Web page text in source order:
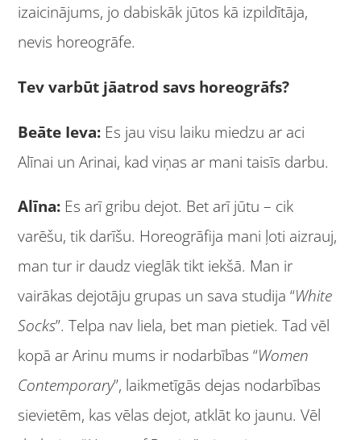
izaicinājums, jo dabiskāk jūtos kā izpildītāja,
nevis horeogrāfe.
Tev varbūt jāatrod savs horeogrāfs?
Beāte Ieva: Es jau visu laiku miedzu ar aci
Alīnai un Arinai, kad viņas ar mani taisīs darbu.
Alīna: Es arī gribu dejot. Bet arī jūtu – cik
varēšu, tik darīšu. Horeogrāfija mani ļoti aizrauj,
man tur ir daudz vieglāk tikt iekšā. Man ir
vairākas dejotāju grupas un sava studija “White
Socks”. Telpa nav liela, bet man pietiek. Tad vēl
kopā ar Arinu mums ir nodarbības “Women
Contemporary”, laikmetīgās dejas nodarbības
sievietēm, kas vēlas dejot, atklāt ko jaunu. Vēl